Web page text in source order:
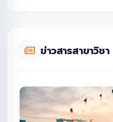
ข่าวสารสาขาวิชา